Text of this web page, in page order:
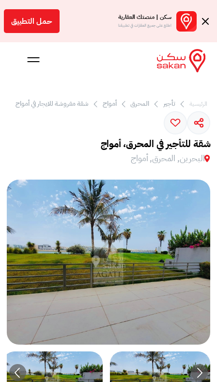
سكن | منصتك العقارية
اطلع على جميع العقارات في تطبيقنا حمل التطبيق
الرئيسية تأجير المحرق أمواج شقة مفروشة للايجار في أمواج
شقة للتأجير في المحرق، أمواج
البحرين, المحرق, أمواج